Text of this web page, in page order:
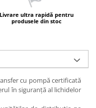
Livrare ultra rapidă pentru
produsele din stoc
cu pompă certificată
în siguranță al lichidelor